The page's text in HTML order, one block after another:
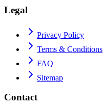
Legal
Privacy Policy
Terms & Conditions
FAQ
Sitemap
Contact